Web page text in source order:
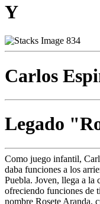
Y
Carlos
Legado
Como juego infantil,
daba funciones a los
Puebla. Joven, llega a la
ofreciendo funciones de
nombre Rosete Aranda,